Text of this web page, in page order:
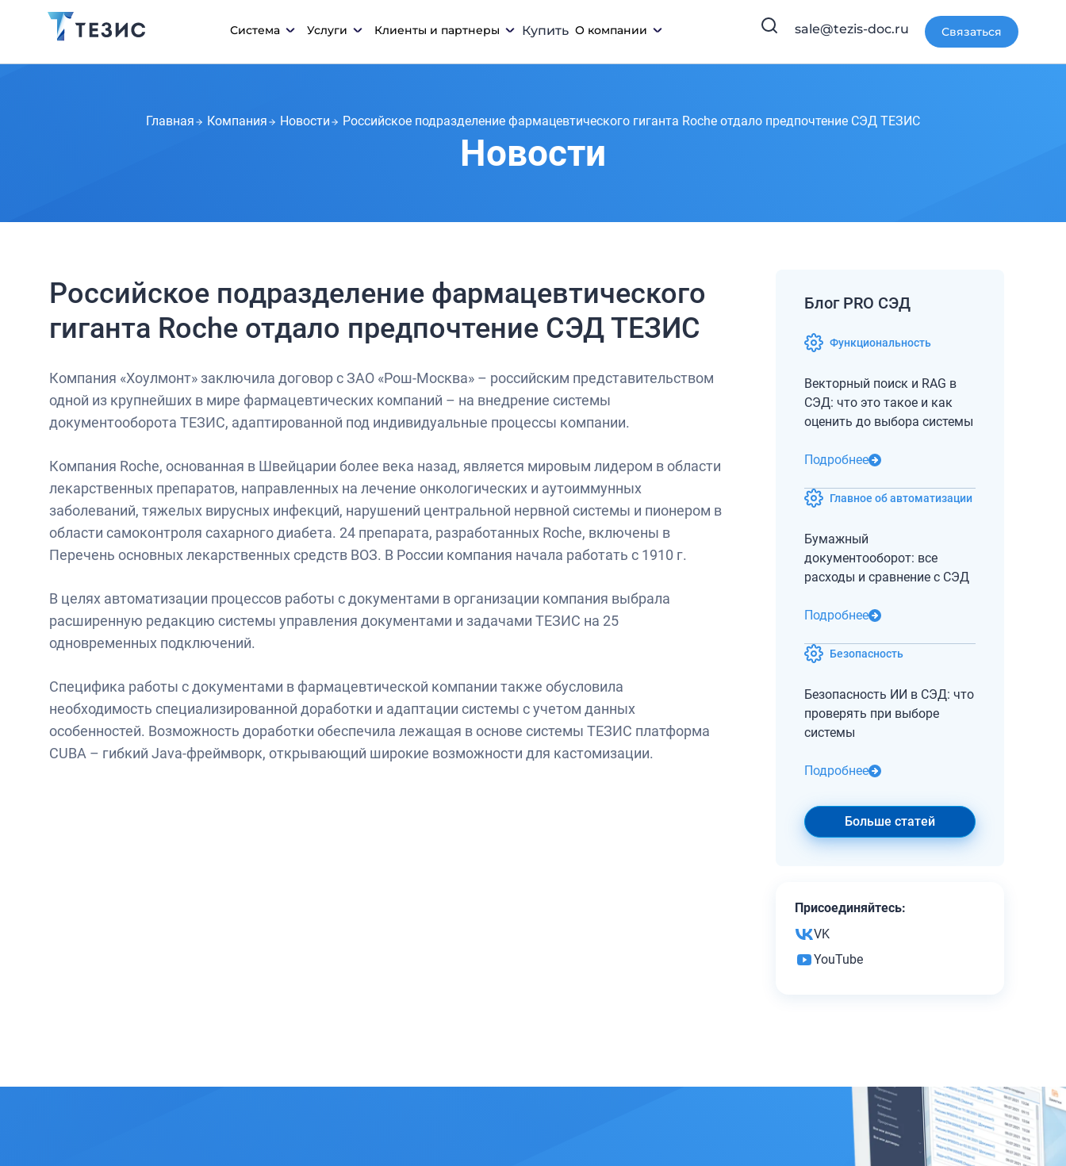
Система Услуги Клиенты и партнеры Купить О компании sale@tezis-doc.ru Связаться
Главная Компания Новости Российское подразделение фармацевтического гиганта Roche отдало предпочтение СЭД ТЕЗИС
Новости
Российское подразделение фармацевтического
гиганта Roche отдало предпочтение СЭД ТЕЗИС
Компания «Хоулмонт» заключила договор с ЗАО «Рош-Москва» – российским представительством
одной из крупнейших в мире фармацевтических компаний – на внедрение системы
документооборота ТЕЗИС, адаптированной под индивидуальные процессы компании.
Компания Roche, основанная в Швейцарии более века назад, является мировым лидером в области
лекарственных препаратов, направленных на лечение онкологических и аутоиммунных
заболеваний, тяжелых вирусных инфекций, нарушений центральной нервной системы и пионером в
области самоконтроля сахарного диабета. 24 препарата, разработанных Roche, включены в
Перечень основных лекарственных средств ВОЗ. В России компания начала работать с 1910 г.
В целях автоматизации процессов работы с документами в организации компания выбрала
расширенную редакцию системы управления документами и задачами ТЕЗИС на 25
одновременных подключений.
Специфика работы с документами в фармацевтической компании также обусловила
необходимость специализированной доработки и адаптации системы с учетом данных
особенностей. Возможность доработки обеспечила лежащая в основе системы ТЕЗИС платформа
CUBA – гибкий Java-фреймворк, открывающий широкие возможности для кастомизации.
Блог PRO СЭД
Функциональность
Векторный поиск и RAG в
СЭД: что это такое и как
оценить до выбора системы
Подробнее
Главное об автоматизации
Бумажный
документооборот: все
расходы и сравнение с СЭД
Подробнее
Безопасность
Безопасность ИИ в СЭД: что
проверять при выборе
системы
Подробнее
Больше статей
Присоединяйтесь:
VK
YouTube